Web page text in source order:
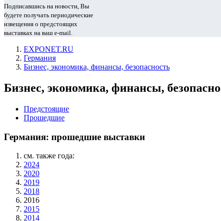
Подписавшись на новости, Вы
будете получать периодические
извещения о предстоящих
выставках на ваш e-mail.
EXPONET.RU
Германия
Бизнес, экономика, финансы, безопасность
Бизнес, экономика, финансы,
Предстоящие
Прошедшие
Германия: прошедшие выставки
см. также года:
2024
2020
2019
2018
2016
2015
2014